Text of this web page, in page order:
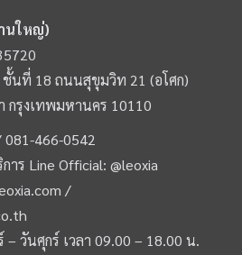
นใหญ่)
ชั้นที่ 18 ถนนสุขุมวิท 21 (อโศก)
กรุงเทพมหานคร 10110
081-466-0542
าร Line Official:@leoxia
/
– วันศุกร์ เวลา 09.00 – 18.00 น.